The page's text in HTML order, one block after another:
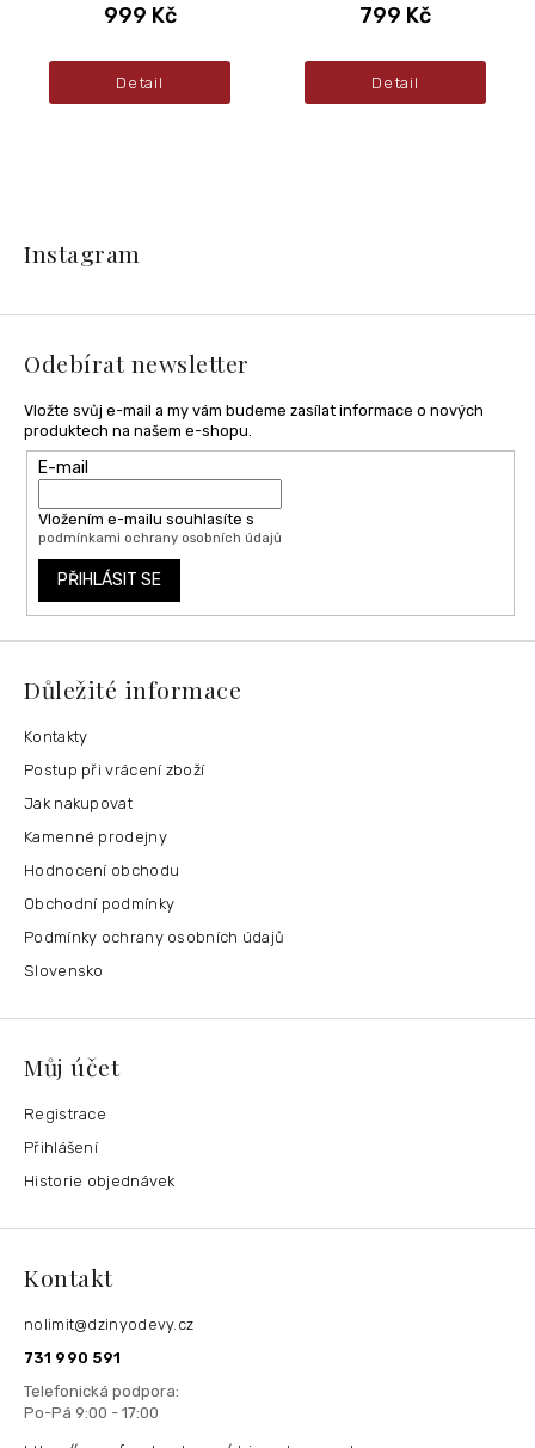
999 Kč
Detail
799 Kč
Detail
t
Instagram
Odebírat newsletter
Vložte svůj e-mail a my vám budeme zasílat informace o nových
produktech na našem e-shopu.
E-mail
Vložením e-mailu souhlasíte s
podmínkami ochrany osobních údajů
PŘIHLÁSIT SE
Důležité informace
Kontakty
Postup při vrácení zboží
Jak nakupovat
Kamenné prodejny
Hodnocení obchodu
Obchodní podmínky
Podmínky ochrany osobních údajů
Slovensko
Můj účet
Registrace
Přihlášení
Historie objednávek
Kontakt
nolimit@dzinyodevy.cz
731 990 591